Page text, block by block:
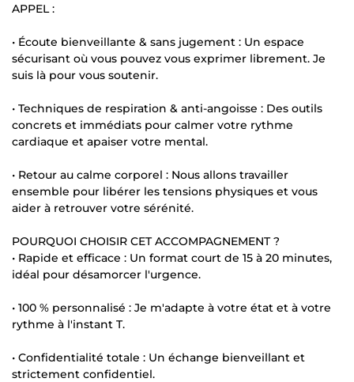
APPEL :
• Écoute bienveillante & sans jugement : Un espace
sécurisant où vous pouvez vous exprimer librement. Je
suis là pour vous soutenir.
• Techniques de respiration & anti-angoisse : Des outils
concrets et immédiats pour calmer votre rythme
cardiaque et apaiser votre mental.
• Retour au calme corporel : Nous allons travailler
ensemble pour libérer les tensions physiques et vous
aider à retrouver votre sérénité.
POURQUOI CHOISIR CET ACCOMPAGNEMENT ?
• Rapide et efficace : Un format court de 15 à 20 minutes,
idéal pour désamorcer l'urgence.
• 100 % personnalisé : Je m'adapte à votre état et à votre
rythme à l'instant T.
• Confidentialité totale : Un échange bienveillant et
strictement confidentiel.